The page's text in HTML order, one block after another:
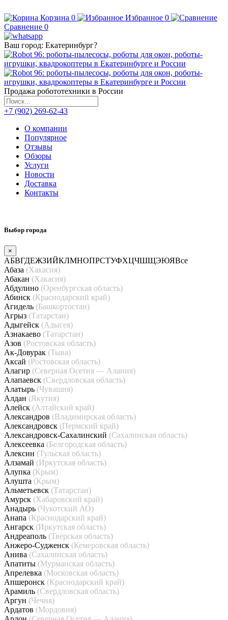
Корзина 0 Избранное 0
Сравнение 0
Ваш город: Екатеринбург?
Продажа робототехники в России
+7 (902) 269-62-43
О компании
Популярное
Отзывы
Обзоры
Услуги
Новости
Доставка
Контакты
Выбор города
×
АБВГДЕЖЗИЙКЛМНОПРСТУФХЦЧШЩЭЮЯВсе
Абаза (Хакасия)
Абакан (Хакасия)
Абдулино (Оренбургская область)
Абинск (Краснодарский край)
Агидель (Башкортостан)
Агрыз (Татарстан)
Адыгейск (Адыгея)
Азнакаево (Татарстан)
Азов (Ростовская область)
Ак-Довурак (Тыва)
Аксай (Ростовская область)
Алагир (Северная Осетия — Алания)
Алапаевск (Свердловская область)
Алатырь (Чувашия)
Алдан (Якутия)
Алейск (Алтайский край)
Александров (Владимирская область)
Александровск (Пермский край)
Александровск-Сахалинский (Сахалинская область)
Алексеевка (Белгородская область)
Алексин (Тульская область)
Алзамай (Иркутская область)
Алупка (Крым)
Алушта (Крым)
Альметьевск (Татарстан)
Амурск (Хабаровский край)
Анадырь (Чукотский АО)
Анапа (Краснодарский край)
Ангарск (Иркутская область)
Андреаполь (Тверская область)
Анжеро-Судженск (Кемеровская область)
Анива (Сахалинская область)
Апатиты (Мурманская область)
Апрелевка (Московская область)
Апшеронск (Краснодарский край)
Арамиль (Свердловская область)
Аргун (Чечня)
Ардатов (Мордовия)